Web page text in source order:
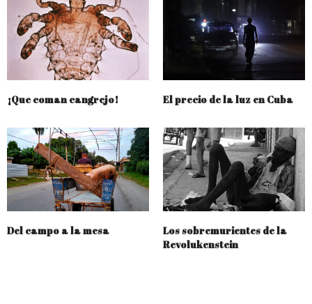
¡Que coman cangrejo! El precio de la luz en Cuba
Del campo a la mesa
Los sobremurientes de la
Revolukenstein